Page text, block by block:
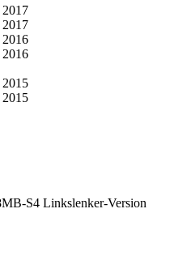
2017
2017
2016
2016
2015
2015
S4 Linkslenker-Version